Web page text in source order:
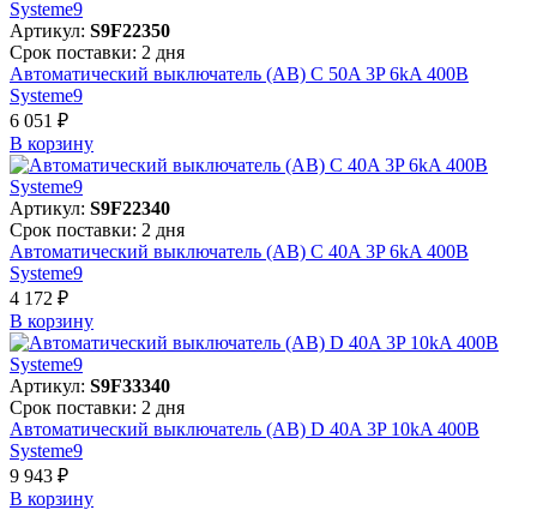
Артикул: S9F22350
Срок поставки: 2 дня
Автоматический выключатель (АВ) C 50A 3P 6kA 400В
Systeme9
6 051 ₽
В корзинy
Артикул: S9F22340
Срок поставки: 2 дня
Автоматический выключатель (АВ) C 40A 3P 6kA 400В
Systeme9
4 172 ₽
В корзинy
Артикул: S9F33340
Срок поставки: 2 дня
Автоматический выключатель (АВ) D 40A 3P 10kA 400В
Systeme9
9 943 ₽
В корзинy